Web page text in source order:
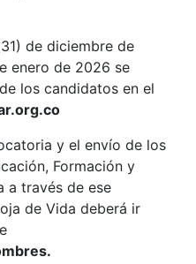
de diciembre de
enero de 2026 se
los candidatos en el
y el envío de los
Formación y
a través de ese
de Vida deberá ir